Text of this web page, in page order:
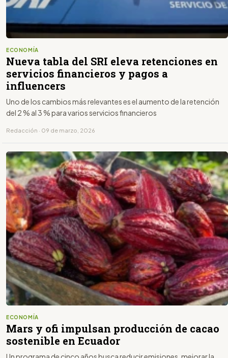
ECONOMÍA
Nueva tabla del SRI eleva retenciones en
servicios financieros y pagos a
influencers
Uno de los cambios más relevantes es el aumento de la retención
del 2 % al 3 % para varios servicios financieros
Redacción · 09 de marzo, 2026
ECONOMÍA
Mars y ofi impulsan producción de cacao
sostenible en Ecuador